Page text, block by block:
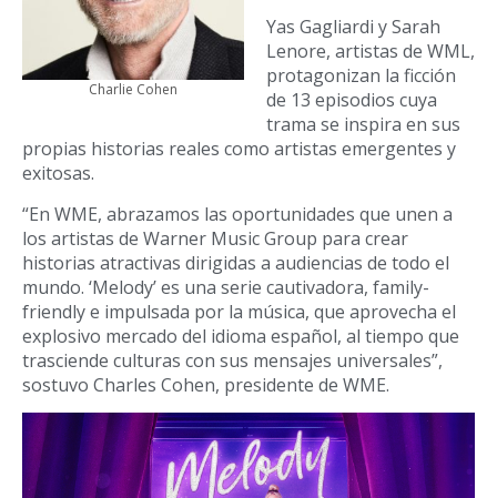
Charlie Cohen
Yas Gagliardi y Sarah
Lenore, artistas de WML,
protagonizan la ficción
de 13 episodios cuya
trama se inspira en sus
propias historias reales como artistas emergentes y
exitosas.
“En WME, abrazamos las oportunidades que unen a
los artistas de Warner Music Group para crear
historias atractivas dirigidas a audiencias de todo el
mundo. ‘Melody’ es una serie cautivadora, family-
friendly e impulsada por la música, que aprovecha el
explosivo mercado del idioma español, al tiempo que
trasciende culturas con sus mensajes universales”,
sostuvo Charles Cohen, presidente de WME.